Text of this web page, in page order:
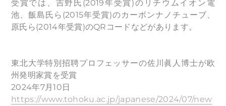
受賞では、吉野氏(2019年受賞)のリチウムイオン電
池、飯島氏ら(2015年受賞)のカーボンナノチューブ、
原氏ら(2014年受賞)のQRコードなどがあります。
東北大学特別招聘プロフェッサーの佐川眞人博士が欧
州発明家賞を受賞
2024年7月10日
https://www.tohoku.ac.jp/japanese/2024/07/new